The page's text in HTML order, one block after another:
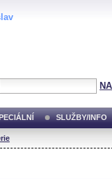
SLUŽBY/INFO